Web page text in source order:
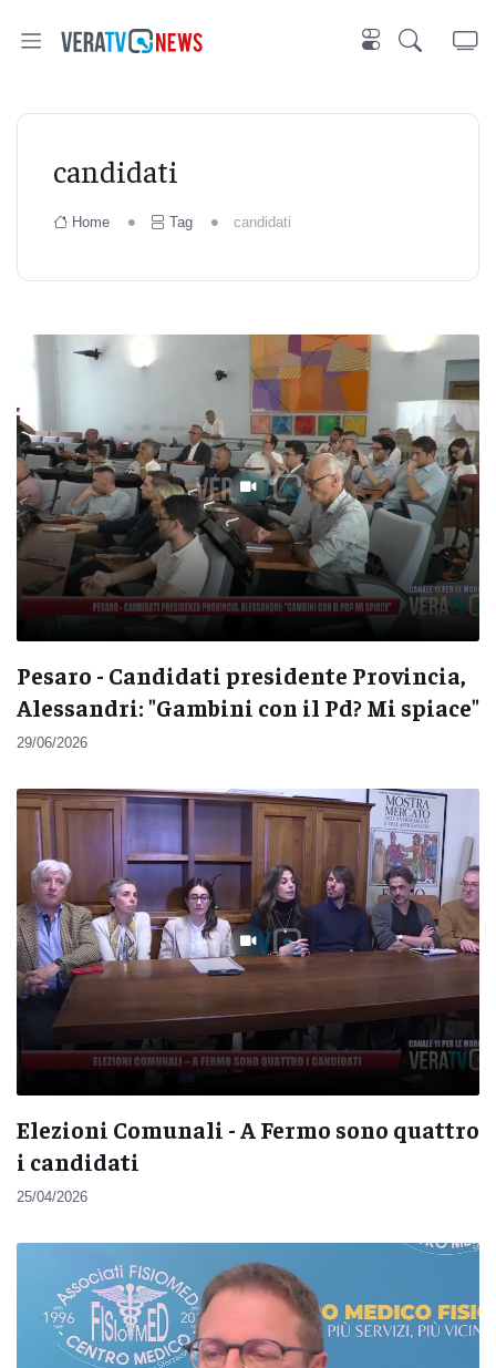
candidati
Home Tag candidati
Pesaro - Candidati presidente Provincia,
Alessandri: "Gambini con il Pd? Mi spiace"
29/06/2026
Elezioni Comunali - A Fermo sono quattro
i candidati
25/04/2026